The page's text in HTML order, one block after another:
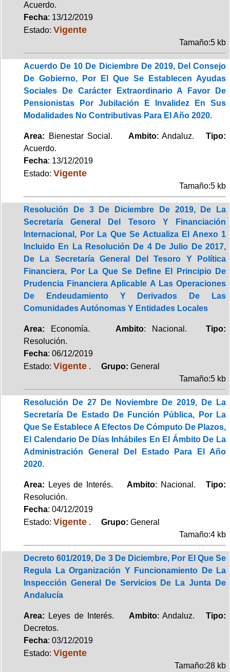
Acuerdo.
Fecha: 13/12/2019
Estado: Vigente
Tamaño:5 kb
Acuerdo De 10 De Diciembre De 2019, Del Consejo
De Gobierno, Por El Que Se Establecen Ayudas
Sociales De Carácter Extraordinario A Favor De
Pensionistas Por Jubilación E Invalidez En Sus
Modalidades No Contributivas Para El Año 2020.
Area: Bienestar Social. Ambito: Andaluz.Tipo:
Acuerdo.
Fecha: 13/12/2019
Estado: Vigente
Tamaño:5 kb
Resolución De 3 De Diciembre De 2019, De La
Secretaría General Del Tesoro Y Financiación
Internacional, Por La Que Se Actualiza El Anexo 1
Incluido En La Resolución De 4 De Julio De 2017,
De La Secretaría General Del Tesoro Y Política
Financiera, Por La Que Se Define El Principio De
Prudencia Financiera Aplicable A Las Operaciones
De Endeudamiento Y Derivados De Las
Comunidades Autónomas Y Entidades Locales
Area: Economía. Ambito: Nacional.Tipo:
Resolución.
Fecha: 06/12/2019
Estado: Vigente . Grupo: General
Tamaño:5 kb
Resolución De 27 De Noviembre De 2019, De La
Secretaría De Estado De Función Pública, Por La
Que Se Establece A Efectos De Cómputo De Plazos,
El Calendario De Días Inhábiles En El Ámbito De La
Administración General Del Estado Para El Año
2020.
Area: Leyes de Interés.Ambito: Nacional.Tipo:
Resolución.
Fecha: 04/12/2019
Estado: Vigente . Grupo: General
Tamaño:4 kb
Decreto 601/2019, De 3 De Diciembre, Por El Que Se
Regula La Organización Y Funcionamiento De La
Inspección General De Servicios De La Junta De
Andalucía
Area: Leyes de Interés. Ambito: Andaluz.Tipo:
Decretos.
Fecha: 03/12/2019
Estado: Vigente
Tamaño:28 kb